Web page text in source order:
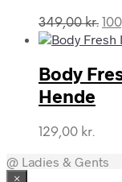
349,00kr. Den
Body
Hende
129,00 kr.
@ Ladies & Gents
×